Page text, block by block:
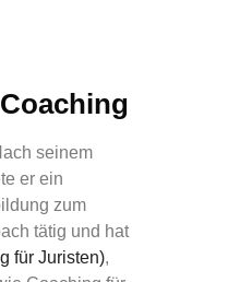
seinem
er ein
zum
tätig und hat
für Juristen),